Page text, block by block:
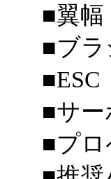
■翼幅
■ブラ
■ESC
■サー
■プ